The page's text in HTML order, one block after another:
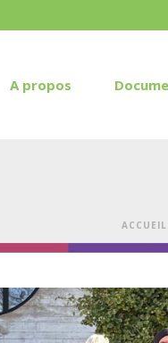
A propos
ACCUEIL